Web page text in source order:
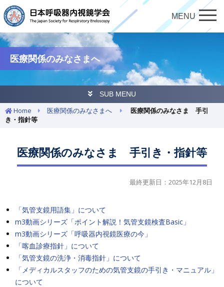
MENU
医療関係のみなさまへ
SUB MENU
Home 医療関係のみなさまへ
医療関係のみなさま 手引
き・指針等
医療関係のみなさま 手引き・指針等
最終更新日：2025年12月8日
「気管支鏡用語集」について
m3動画シリーズ「ポイント解説！気管支鏡検査Basic」
m3動画シリーズ「呼吸器内視鏡医療の今」
「喀血診療指針」について
「気管支鏡の洗浄・消毒指針」について
「メディカルスタッフのための気管支鏡の手引き・マニュアル」
について